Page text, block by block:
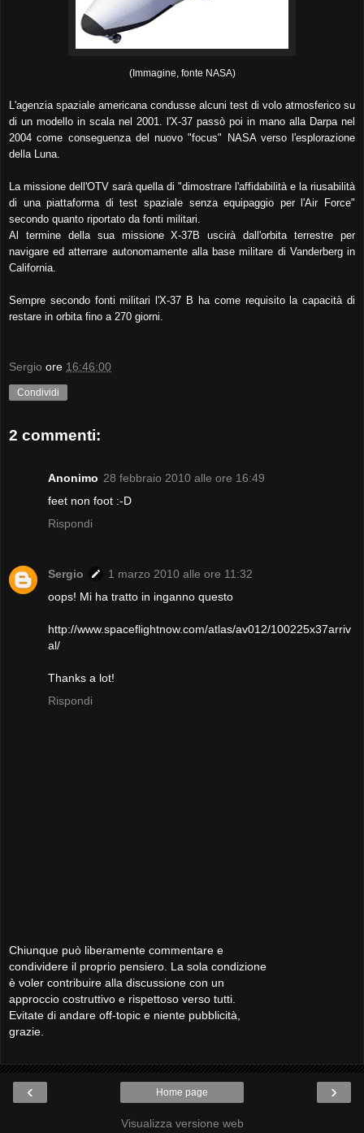
(Immagine, fonte NASA)
L'agenzia spaziale americana condusse alcuni test di volo atmosferico su
di un modello in scala nel 2001. l'X-37 passò poi in mano alla Darpa nel
2004 come conseguenza del nuovo "focus" NASA verso l'esplorazione
della Luna.
La missione dell'OTV sarà quella di "dimostrare l'affidabilità e la riusabilità
di una piattaforma di test spaziale senza equipaggio per l'Air Force"
secondo quanto riportato da fonti militari.
Al termine della sua missione X-37B uscirà dall'orbita terrestre per
navigare ed atterrare autonomamente alla base militare di Vanderberg in
California.
Sempre secondo fonti militari l'X-37 B ha come requisito la capacità di
restare in orbita fino a 270 giorni.
Sergio ore 16:46:00
Condividi
2 commenti:
Anonimo 28 febbraio 2010 alle ore 16:49
feet non foot :-D
Rispondi
Sergio
1 marzo 2010 alle ore 11:32
oops! Mi ha tratto in inganno questo
http://www.spaceflightnow.com/atlas/av012/100225x37arriv
al/
Thanks a lot!
Rispondi
Chiunque può liberamente commentare e
condividere il proprio pensiero. La sola condizione
è voler contribuire alla discussione con un
approccio costruttivo e rispettoso verso tutti.
Evitate di andare off-topic e niente pubblicità,
grazie.
‹ ›
Home page
Visualizza versione web